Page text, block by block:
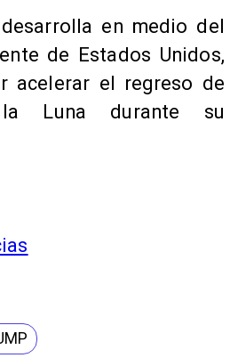
en medio del
de Estados Unidos,
acelerar el regreso de
Luna durante su